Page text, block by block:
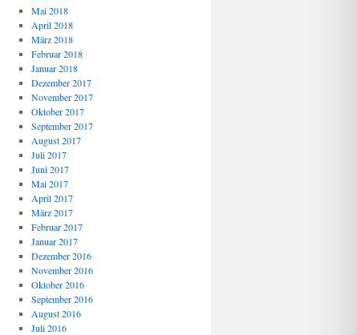
Mai 2018
April 2018
März 2018
Februar 2018
Januar 2018
Dezember 2017
November 2017
Oktober 2017
September 2017
August 2017
Juli 2017
Juni 2017
Mai 2017
April 2017
März 2017
Februar 2017
Januar 2017
Dezember 2016
November 2016
Oktober 2016
September 2016
August 2016
Juli 2016